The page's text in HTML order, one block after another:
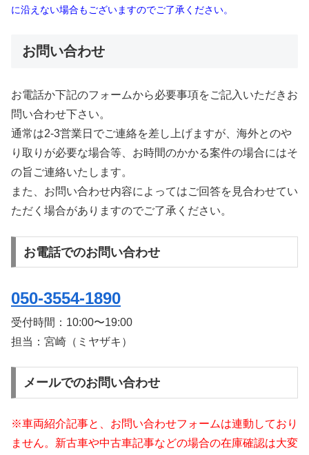
に沿えない場合もございますのでご了承ください。
お問い合わせ
お電話か下記のフォームから必要事項をご記入いただきお
問い合わせ下さい。
通常は2-3営業日でご連絡を差し上げますが、海外とのや
り取りが必要な場合等、お時間のかかる案件の場合にはそ
の旨ご連絡いたします。
また、お問い合わせ内容によってはご回答を見合わせてい
ただく場合がありますのでご了承ください。
お電話でのお問い合わせ
050-3554-1890
受付時間： 10:00〜19:00
担当：宮崎（ミヤザキ）
メールでのお問い合わせ
※車両紹介記事と、お問い合わせフォームは連動しており
ません。新古車や中古車記事などの場合の在庫確認は大変